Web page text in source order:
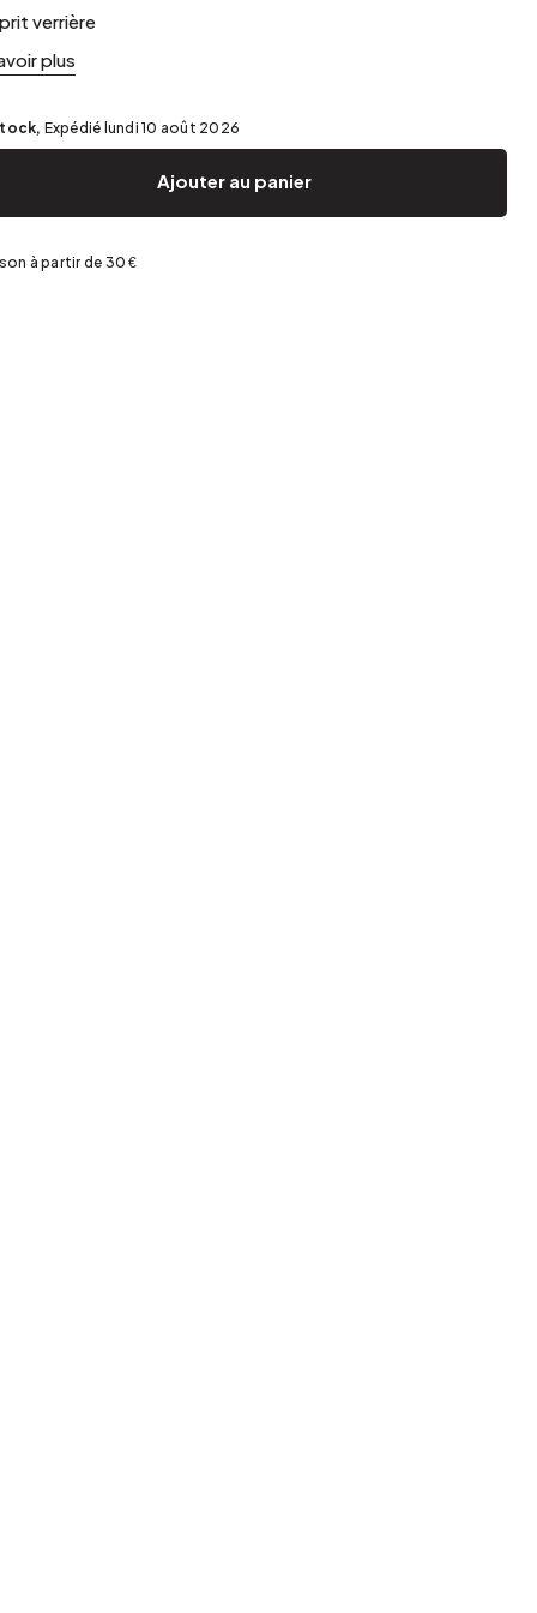
verrière
plus
Expédié lundi 10 août 2026
Ajouter au panier
à partir de 30 €